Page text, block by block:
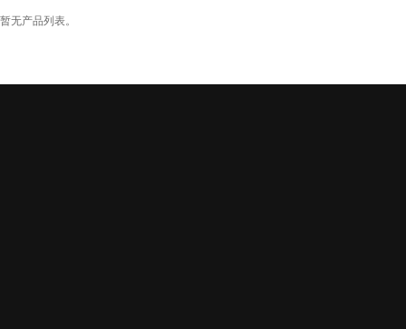
暂无产品列表。